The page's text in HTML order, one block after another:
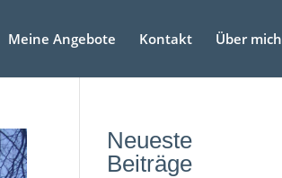
Meine Angebote Kontakt Über mich
Neueste
Beiträge